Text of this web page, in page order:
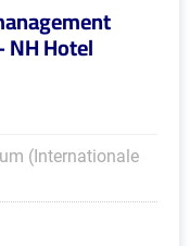
NH Hotel
(Internationale